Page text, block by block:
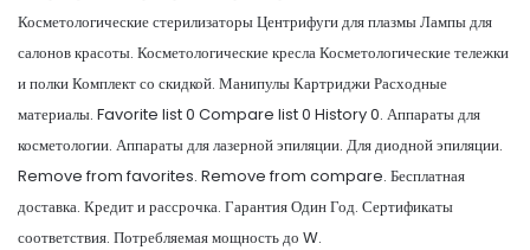
Косметологические стерилизаторы Центрифуги для плазмы Лампы для
салонов красоты. Косметологические кресла Косметологические тележки
и полки Комплект со скидкой. Манипулы Картриджи Расходные
материалы. Favorite list 0 Compare list 0 History 0. Аппараты для
косметологии. Аппараты для лазерной эпиляции. Для диодной эпиляции.
Remove from favorites. Remove from compare. Бесплатная
доставка. Кредит и рассрочка. Гарантия Один Год. Сертификаты
соответствия. Потребляемая мощность до W.